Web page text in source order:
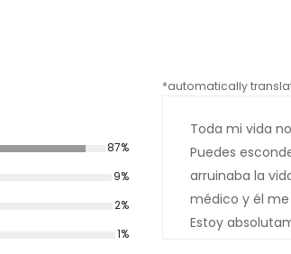
87%
9%
2%
1%
*automatically
Toda mi vida
Puedes
arruinaba la
médico y él
Estoy